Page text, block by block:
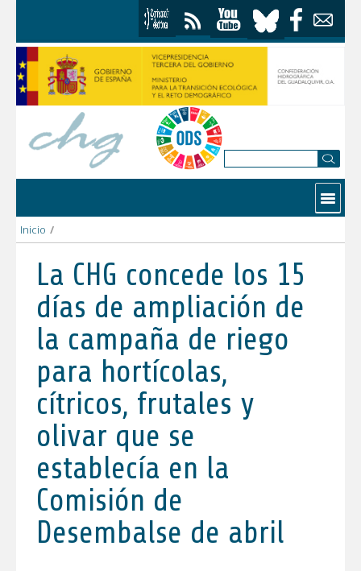
Contactar
Inicio /
La CHG concede los 15
días de ampliación de
la campaña de riego
para hortícolas,
cítricos, frutales y
olivar que se
establecía en la
Comisión de
Desembalse de abril